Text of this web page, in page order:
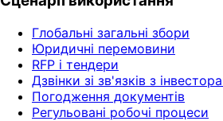
Глобальні загальні збори
Юридичні перемовини
RFP і тендери
Дзвінки зі зв'язків з
Погодження документів
Регульовані робочі процеси